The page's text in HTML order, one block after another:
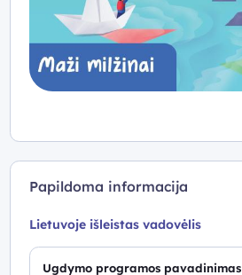
Papildoma informacija
Lietuvoje išleistas vadovėlis
Ugdymo programos pavadinimas